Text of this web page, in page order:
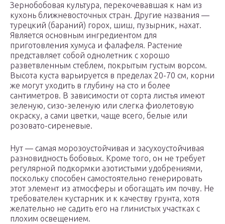
Зернобобовая культура, перекочевавшая к нам из
кухонь ближневосточных стран. Другие названия —
турецкий (бараний) горох, шиш, пузырник, нахат.
Является основным ингредиентом для
приготовления хумуса и фалафеля. Растение
представляет собой однолетник с хорошо
разветвленным стеблем, покрытым густым ворсом.
Высота куста варьируется в пределах 20-70 см, корни
же могут уходить в глубину на сто и более
сантиметров. В зависимости от сорта листья имеют
зеленую, сизо-зеленую или слегка фиолетовую
окраску, а сами цветки, чаще всего, белые или
розовато-сиреневые.
Нут — самая морозоустойчивая и засухоустойчивая
разновидность бобовых. Кроме того, он не требует
регулярной подкормки азотистыми удобрениями,
поскольку способен самостоятельно генерировать
этот элемент из атмосферы и обогащать им почву. Не
требователен кустарник и к качеству грунта, хотя
желательно не садить его на глинистых участках с
плохим освещением.